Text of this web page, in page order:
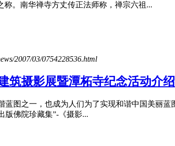
称。南华禅寺方丈传正法师称，禅宗六祖...
2007/03/0754228536.html
筑摄影展暨潭柘寺纪念活动介绍
蓝图之一，也成为人们为了实现和谐中国美
版佛院珍藏集”-《摄影...